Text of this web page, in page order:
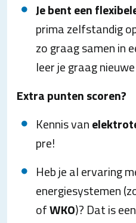
Je bent een
prima zelfstandig
zo graag samen in
leer je graag
Extra punten scoren?
Kennis van
pre!
Heb je al ervaring
energiesystemen
ofWKO)? Dat is